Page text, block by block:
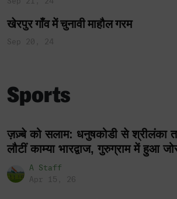
खेरपुर गाँव में चुनावी माहौल गरम
Sep 20, 24
Sports
ज़ज़्बे को सलाम: धनुषकोडी से श्रीलंका
लौटीं काम्या भारद्वाज, गुरुग्राम में हुआ
A Staff
Apr 15, 26